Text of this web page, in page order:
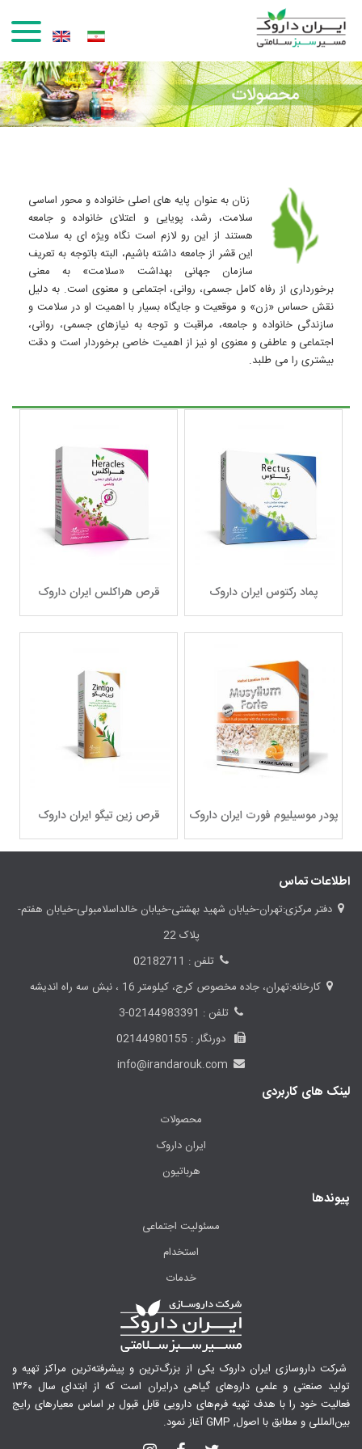
رفتن به محتوای اصلی
زنان به عنوان پایه های اصلی خانواده و محور اساسی
سلامت، رشد، پویایی و اعتلای خانواده و جامعه
هستند از این رو لازم است نگاه ویژه ای به سلامت
این قشر از جامعه داشته باشیم، البته باتوجه به تعریف
سازمان جهانی بهداشت «سلامت» به معنی
برخورداری از رفاه کامل جسمی، روانی، اجتماعی و معنوی است. به دلیل
نقش حساس «زن» و موقعیت و جایگاه بسیار با اهمیت او در سلامت و
سازندگی خانواده و جامعه، مراقبت و توجه به نیازهای جسمی، روانی،
اجتماعی و عاطفی و معنوی او نیز از اهمیت خاصی برخوردار است و دقت
بیشتری را می طلبد.
پماد رکتوس ایران داروک قرص هراکلس ایران داروک
پودر موسیلیوم فورت ایران داروک قرص زین تیگو ایران داروک
اطلاعات تماس
دفتر مرکزی:تهران-خیابان شهید بهشتی-خیابان خالداسلامبولی-خیابان هفتم-
پلاک 22
تلفن : 02182711
کارخانه:تهران، جاده مخصوص کرج، کیلومتر 16 ، نبش سه راه اندیشه
تلفن : 02144983391-3
دورنگار : 02144980155
info@irandarouk.com
لینک های کاربردی
محصولات
ایران داروک
هرباتیون
پیوندها
مسئولیت اجتماعی
استخدام
خدمات
شرکت داروسازی ایران داروک یکی از بزرگ‌ترین و پیشرفته‌ترین مراکز تهیه و
تولید صنعتی و علمی داروهای گیاهی درایران است که از ابتدای سال ۱۳۶۰
فعالیت خود را با هدف تهیه فرم‌های دارویی قابل قبول بر اساس معیارهای رایج
بین‌المللی و مطابق با اصول, GMP آغاز نمود.